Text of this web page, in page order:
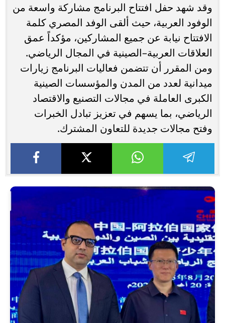
وقد شهد حفل افتتاح البرنامج مشاركة واسعة من
الوفود العربية، حيث ألقى الوفد المصري كلمة
الافتتاح نيابة عن جميع المشاركين، مؤكداً عمق
العلاقات العربية–الصينية في المجال الرياضي.
ومن المقرر أن تتضمن فعاليات البرنامج زيارات
ميدانية لعدد من المدن والمؤسسات الصينية
الكبرى العاملة في مجالات التصنيع والاقتصاد
الرياضي، بما يسهم في تعزيز تبادل الخبرات
وفتح مجالات جديدة للتعاون المشترك.